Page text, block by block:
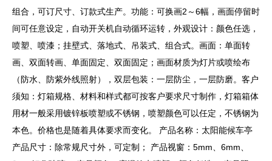
组合，可订尺寸、订款式生产。功能：可换画2～6幅，画面停留时
间可任意设定，自动开关机自动循环运转，外观设计：颜色任选，
喷塑、喷漆；挂壁式、落地式、吊装式、组合式。画面：单面转
画、双面转画、单面固定、双面固定；画面材质为灯片或喷绘布
（防水、防紫外线照射），双层包装：一层防尘，一层防磨。客户
须知：灯箱规格、材料和样式都可按客户要求尺寸制作，灯箱箱体
用材一般采用镀锌板喷塑或不锈钢，喷塑颜色可以任定，不锈钢为
本色。价格也是随着具体要求而变化。 产品名称：太阳能候车亭
产品尺寸：除常规尺寸外，可定制； 产品视窗：5mm、6mm、